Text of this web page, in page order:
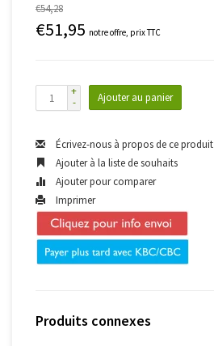
€54,28
€51,95 notre offre, prix TTC
+
-
Ajouter au panier
Écrivez-nous à propos de ce produit
Ajouter à la liste de souhaits
Ajouter pour comparer
Imprimer
Produits connexes